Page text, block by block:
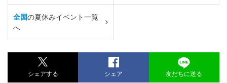
全国の夏休みイベント一覧
へ
シェアする シェア 友だちに送る